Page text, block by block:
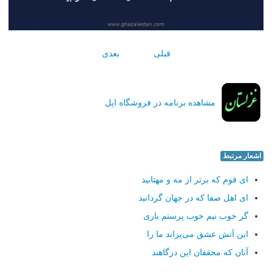
قبلی بعدی
مشاهده برنامه در فروشگاه اپل
اشعار مرتبط
ای قوم که برتر از مه و مهتابید
ای اهل صفا که در جهان گردانید
گر خوب نیم خوب پرستم باری
این آتش عشق می‌پزاند ما را
آنان که محققان این درگاهند